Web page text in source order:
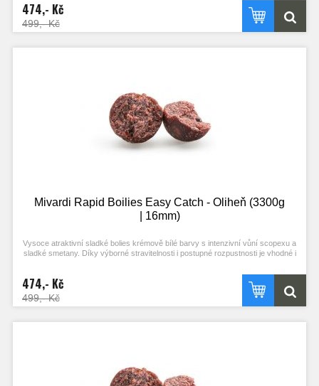
474,- Kč
499,- Kč
Mivardi Rapid Boilies Easy Catch - Oliheň (3300g
| 16mm)
Vysoce atraktivní sladké bolies krémově bílé barvy s intenzivní vůní scopexu a
sladké smetany. Díky výborné stravitelnosti i postupné rozpustnosti je vhodné i
474,- Kč
499,- Kč